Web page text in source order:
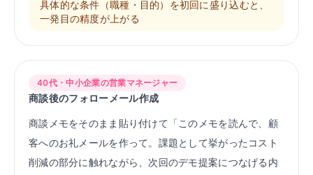
具体的な条件（職種・目的）を初回に盛り込むと、
一発目の精度が上がる
40代・中小企業の営業マネージャー
商談後のフォローメール作成
商談メモをそのまま貼り付けて「このメモを読んで、顧
客へのお礼メールを作って。課題として挙がったコスト
削減の部分に触れながら、次回のデモ提案につなげる内